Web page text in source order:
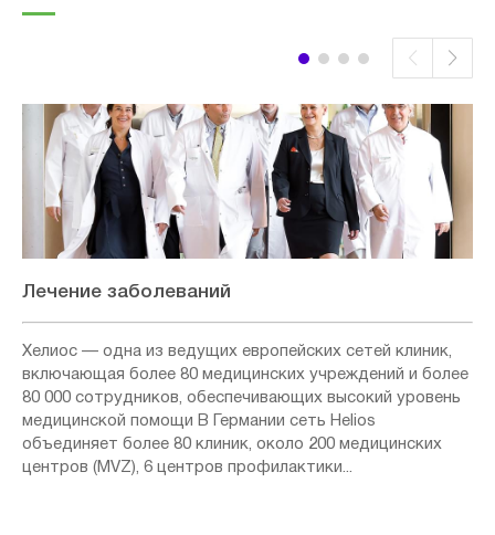
Лечение заболеваний
Хелиос — одна из ведущих европейских сетей клиник,
включающая более 80 медицинских учреждений и более
80 000 сотрудников, обеспечивающих высокий уровень
медицинской помощи В Германии сеть Helios
объединяет более 80 клиник, около 200 медицинских
центров (MVZ), 6 центров профилактики...